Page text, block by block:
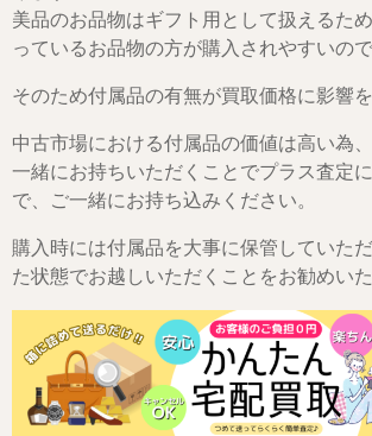
美品のお品物はギフト用として扱えるた
っているお品物の方が購入されやすいので
そのため付属品の有無が買取価格に影響を
中古市場における付属品の価値は高い為
一緒にお持ちいただくことでプラス査定
で、ご一緒にお持ち込みください。
購入時には付属品を大事に保管していた
た状態でお越しいただくことをお勧めいた